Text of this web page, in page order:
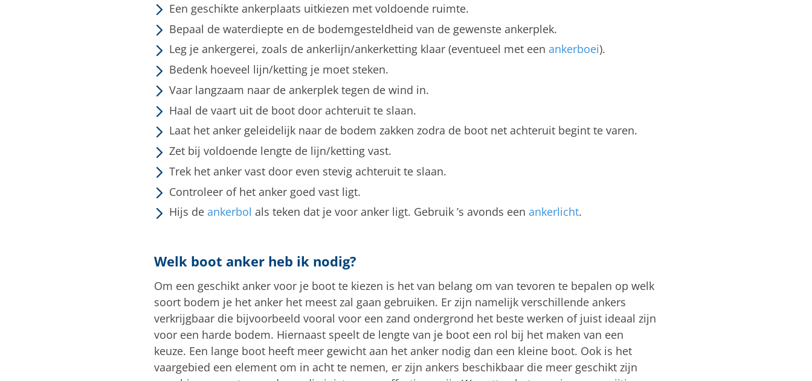
Een geschikte ankerplaats uitkiezen met voldoende ruimte.
Bepaal de waterdiepte en de bodemgesteldheid van de gewenste ankerplek.
Leg je ankergerei, zoals de ankerlijn/ankerketting klaar (eventueel met een ankerboei).
Bedenk hoeveel lijn/ketting je moet steken.
Vaar langzaam naar de ankerplek tegen de wind in.
Haal de vaart uit de boot door achteruit te slaan.
Laat het anker geleidelijk naar de bodem zakken zodra de boot net achteruit begint te varen.
Zet bij voldoende lengte de lijn/ketting vast.
Trek het anker vast door even stevig achteruit te slaan.
Controleer of het anker goed vast ligt.
Hijs de ankerbol als teken dat je voor anker ligt. Gebruik ’s avonds een ankerlicht.
Welk boot anker heb ik nodig?
Om een geschikt anker voor je boot te kiezen is het van belang om van tevoren te bepalen op welk
soort bodem je het anker het meest zal gaan gebruiken. Er zijn namelijk verschillende ankers
verkrijgbaar die bijvoorbeeld vooral voor een zand ondergrond het beste werken of juist ideaal zijn
voor een harde bodem. Hiernaast speelt de lengte van je boot een rol bij het maken van een
keuze. Een lange boot heeft meer gewicht aan het anker nodig dan een kleine boot. Ook is het
vaargebied een element om in acht te nemen, er zijn ankers beschikbaar die meer geschikt zijn